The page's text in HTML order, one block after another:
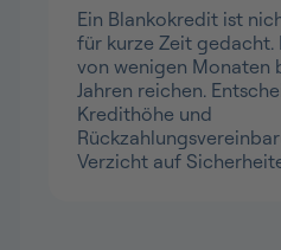
Ein Blankokredit ist
für kurze Zeit gedacht.
von wenigen Monaten
Jahren reichen.
Kredithöhe und
Verzicht auf